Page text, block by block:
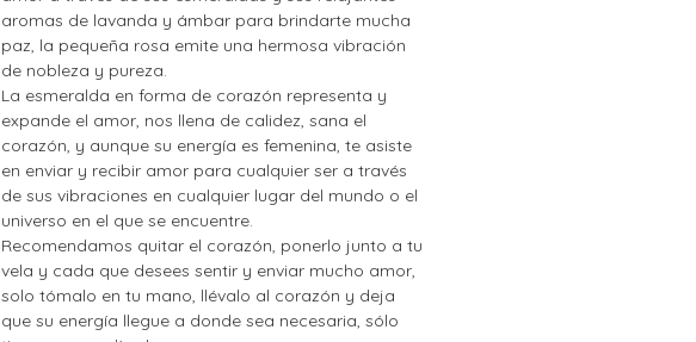
aromas de lavanda y ámbar para brindarte mucha
paz, la pequeña rosa emite una hermosa vibración
de nobleza y pureza.
La esmeralda en forma de corazón representa y
expande el amor, nos llena de calidez, sana el
corazón, y aunque su energía es femenina, te asiste
en enviar y recibir amor para cualquier ser a través
de sus vibraciones en cualquier lugar del mundo o el
universo en el que se encuentre.
Recomendamos quitar el corazón, ponerlo junto a tu
vela y cada que desees sentir y enviar mucho amor,
solo tómalo en tu mano, llévalo al corazón y deja
que su energía llegue a donde sea necesaria, sólo